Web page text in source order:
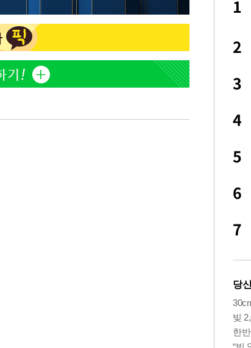
틀 만에 발견"
2
니…"
3
축구협회, 15년 전 심판 성 접대 파문에 "현
재는 내부 지침 준수"
4
1
2
3
4
5
6
7